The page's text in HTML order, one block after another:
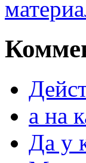
а на
Да у